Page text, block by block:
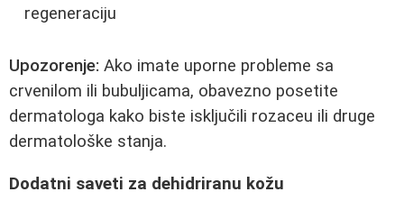
regeneraciju
Upozorenje: Ako imate uporne probleme sa
crvenilom ili bubuljicama, obavezno posetite
dermatologa kako biste isključili rozaceu ili druge
dermatološke stanja.
Dodatni saveti za dehidriranu kožu